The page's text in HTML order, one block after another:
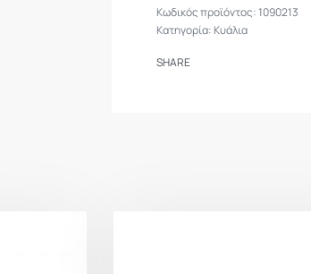
ΒΑΡΟΣ805gr1090213
Κατηγορία: Κυάλια
SHARE